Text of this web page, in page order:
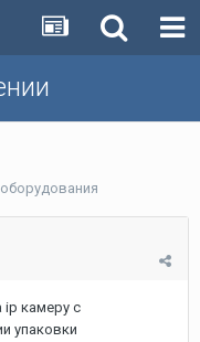
ip камеру с
упаковки